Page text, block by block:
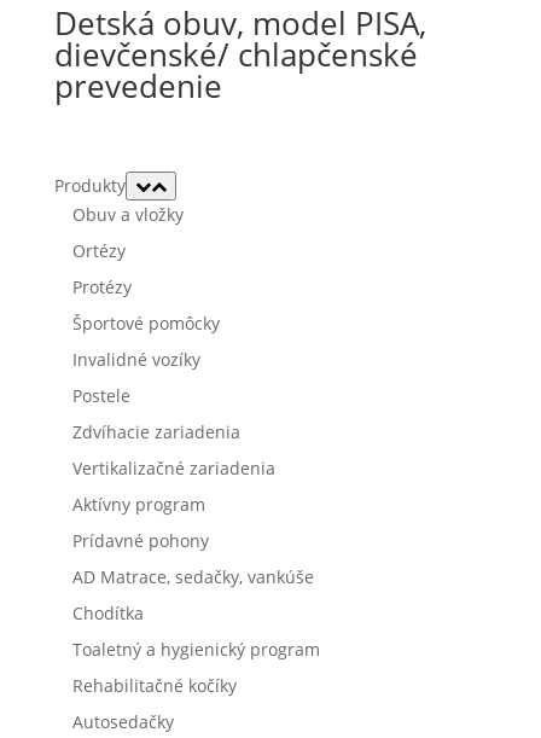
Detská obuv, model PISA,
dievčenské/ chlapčenské
prevedenie
Produkty
Obuv a vložky
Ortézy
Protézy
Športové pomôcky
Invalidné vozíky
Postele
Zdvíhacie zariadenia
Vertikalizačné zariadenia
Aktívny program
Prídavné pohony
AD Matrace, sedačky, vankúše
Chodítka
Toaletný a hygienický program
Rehabilitačné kočíky
Autosedačky